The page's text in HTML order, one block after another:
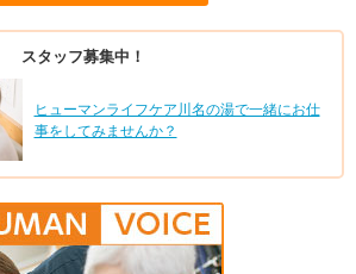
スタッフ募集中！
ヒューマンライフケア川名の湯で一緒にお仕
事をしてみませんか？